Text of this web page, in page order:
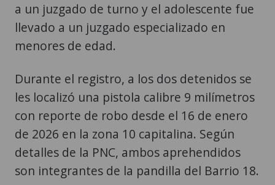
a un juzgado de turno y el adolescente fue
llevado a un juzgado especializado en
menores de edad.
Durante el registro, a los dos detenidos se
les localizó una pistola calibre 9 milímetros
con reporte de robo desde el 16 de enero
de 2026 en la zona 10 capitalina. Según
detalles de la PNC, ambos aprehendidos
son integrantes de la pandilla del Barrio 18.